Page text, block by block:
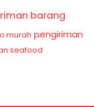
barang
murah pengiriman
seafood